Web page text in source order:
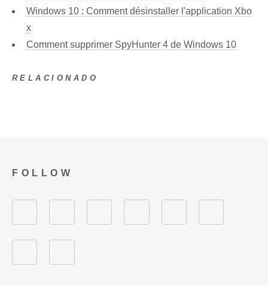
Windows 10 : Comment désinstaller l'application Xbo
x
Comment supprimer SpyHunter 4 de Windows 10
RELACIONADO
FOLLOW